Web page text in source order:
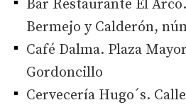
Bar Restaurante El
Bermejo y Calderón,
Café Dalma. Plaza
Gordoncillo
Cervecería Hugo´s.